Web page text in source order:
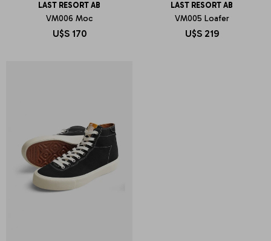
LAST RESORT AB
VM006 Moc
U$S 170
LAST RESORT AB
VM005 Loafer
U$S 219